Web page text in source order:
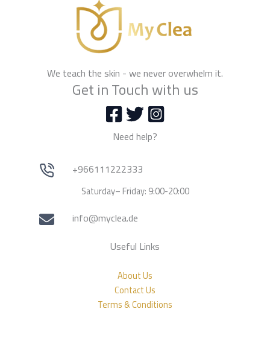
We teach the skin - we never overwhelm it.
Get in Touch with us
Need help?
+966111222333
Saturday– Friday: 9:00-20:00
info@myclea.de
Useful Links
About Us
Contact Us
Terms & Conditions